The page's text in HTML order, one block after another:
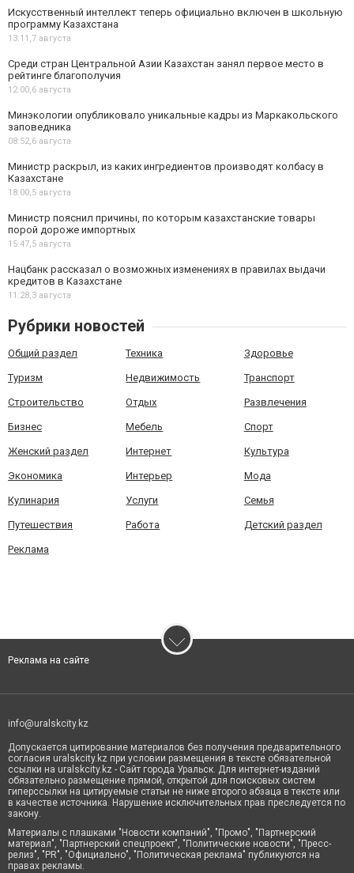
Искусственный интеллект теперь официально включен в школьную
программу Казахстана
13:11,7 августа
Среди стран Центральной Азии Казахстан занял первое место в
рейтинге благополучия
12:00,6 августа
Минэкологии опубликовало уникальные кадры из Маркакольского
заповедника
08:52,6 августа
Министр раскрыл, из каких ингредиентов производят колбасу в
Казахстане
18:00,5 августа
Министр пояснил причины, по которым казахстанские товары
порой дороже импортных
15:47,5 августа
Нацбанк рассказал о возможных изменениях в правилах выдачи
кредитов в Казахстане
11:28,3 августа
Рубрики новостей
Общий раздел Техника Здоровье
Туризм Недвижимость Транспорт
Строительство Отдых Развлечения
Бизнес Мебель Спорт
Женский раздел Интернет Культура
Экономика Интерьер Мода
Кулинария Услуги Семья
Путешествия Работа Детский раздел
Реклама
Реклама на сайте
info@uralskcity.kz
Допускается цитирование материалов без получения предварительного
согласия uralskcity.kz при условии размещения в тексте обязательной
ссылки на uralskcity.kz - Сайт города Уральск. Для интернет-изданий
обязательно размещение прямой, открытой для поисковых систем
гиперссылки на цитируемые статьи не ниже второго абзаца в тексте или
в качестве источника. Нарушение исключительных прав преследуется по
закону.
Материалы с плашками "Новости компаний", "Промо", "Партнерский
материал", "Партнерский спецпроект", "Политические новости", "Пресс-
релиз", "PR", "Официально", "Политическая реклама" публикуются на
правах рекламы.